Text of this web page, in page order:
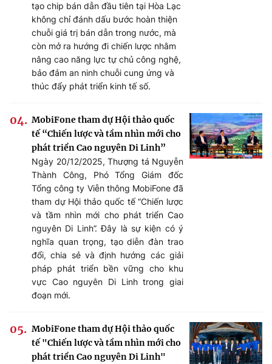
tạo chip bán dẫn đầu tiên tại Hòa Lạc
không chỉ đánh dấu bước hoàn thiện
chuỗi giá trị bán dẫn trong nước, mà
còn mở ra hướng đi chiến lược nhằm
nâng cao năng lực tự chủ công nghệ,
bảo đảm an ninh chuỗi cung ứng và
thúc đẩy phát triển kinh tế số.
MobiFone tham dự Hội thảo quốc
tế “Chiến lược và tầm nhìn mới cho
phát triển Cao nguyên Di Linh”
Ngày 20/12/2025, Thượng tá Nguyễn
Thành Công, Phó Tổng Giám đốc
Tổng công ty Viễn thông MobiFone đã
tham dự Hội thảo quốc tế “Chiến lược
và tầm nhìn mới cho phát triển Cao
nguyên Di Linh”. Đây là sự kiện có ý
nghĩa quan trọng, tạo diễn đàn trao
đổi, chia sẻ và định hướng các giải
pháp phát triển bền vững cho khu
vực Cao nguyên Di Linh trong giai
đoạn mới.
MobiFone tham dự Hội thảo quốc
tế "Chiến lược và tầm nhìn mới cho
phát triển Cao nguyên Di Linh"